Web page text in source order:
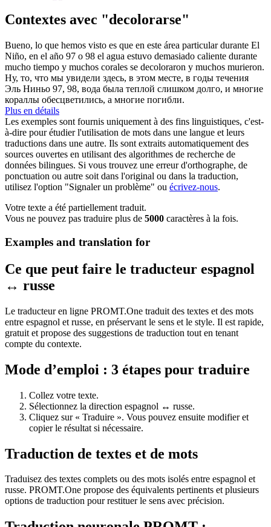
Contextes avec "decolorarse"
Bueno, lo que hemos visto es que en este área particular durante El
Niño, en el año 97 o 98 el agua estuvo demasiado caliente durante
mucho tiempo y muchos corales se decoloraron y muchos murieron.
Ну, то, что мы увидели здесь, в этом месте, в годы течения
Эль Ниньо 97, 98, вода была теплой слишком долго, и многие
кораллы обесцветились, а многие погибли.
Plus en détails
Les exemples sont fournis uniquement à des fins linguistiques, c'est-
à-dire pour étudier l'utilisation de mots dans une langue et leurs
traductions dans une autre. Ils sont extraits automatiquement des
sources ouvertes en utilisant des algorithmes de recherche de
données bilingues. Si vous trouvez une erreur d'orthographe, de
ponctuation ou autre soit dans l'original ou dans la traduction,
utilisez l'option "Signaler un problème" ou écrivez-nous.
Votre texte a été partiellement traduit.
Vous ne pouvez pas traduire plus de 5000 caractères à la fois.
Examples and translation for
Ce que peut faire le traducteur espagnol
↔ russe
Le traducteur en ligne PROMT.One traduit des textes et des mots
entre espagnol et russe, en préservant le sens et le style. Il est rapide,
gratuit et propose des suggestions de traduction tout en tenant
compte du contexte.
Mode d’emploi : 3 étapes pour traduire
Collez votre texte.
Sélectionnez la direction espagnol ↔ russe.
Cliquez sur « Traduire ». Vous pouvez ensuite modifier et
copier le résultat si nécessaire.
Traduction de textes et de mots
Traduisez des textes complets ou des mots isolés entre espagnol et
russe. PROMT.One propose des équivalents pertinents et plusieurs
options de traduction pour restituer le sens avec précision.